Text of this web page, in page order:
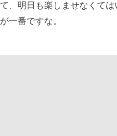
、明日も楽しませなくては
一番ですな。